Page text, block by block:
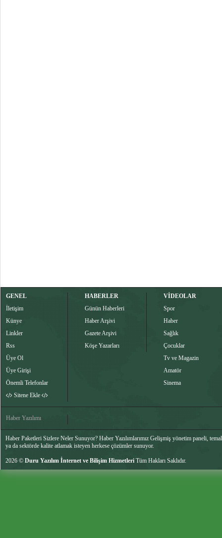
GENEL
İletişim
Künye
Linkler
Rss
Üye Ol
Üye Girişi
Önemli Telefonlar
Sitene Ekle
HABERLER
Günün Haberleri
Haber Arşivi
Gazete Arşivi
Köşe Yazarları
VİDEOLAR
Spor
Haber
Sağlık
Çocuklar
Tv ve Magazin
Amatör
Sinema
Haber Yazılımı
Haber Paketleri Sizlere Neler Sunuyor? Haber Yazılımlarımız Gelişmiş yönetim paneli,
ya da sektörde kalite atlamak isteyen herkese çözümler sunuyor.
2026 © Duru Yazılım İnternet ve Bilişim Hizmetleri Tüm Hakları Saklıdır.